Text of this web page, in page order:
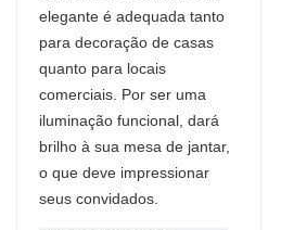
elegante é adequada tanto
para decoração de casas
quanto para locais
comerciais. Por ser uma
iluminação funcional, dará
brilho à sua mesa de jantar,
o que deve impressionar
seus convidados.